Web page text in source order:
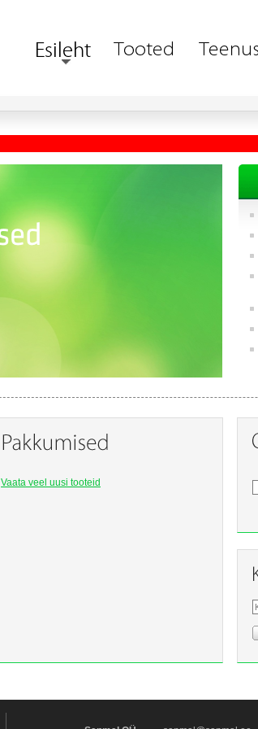
Vaata veel uusi tooteid